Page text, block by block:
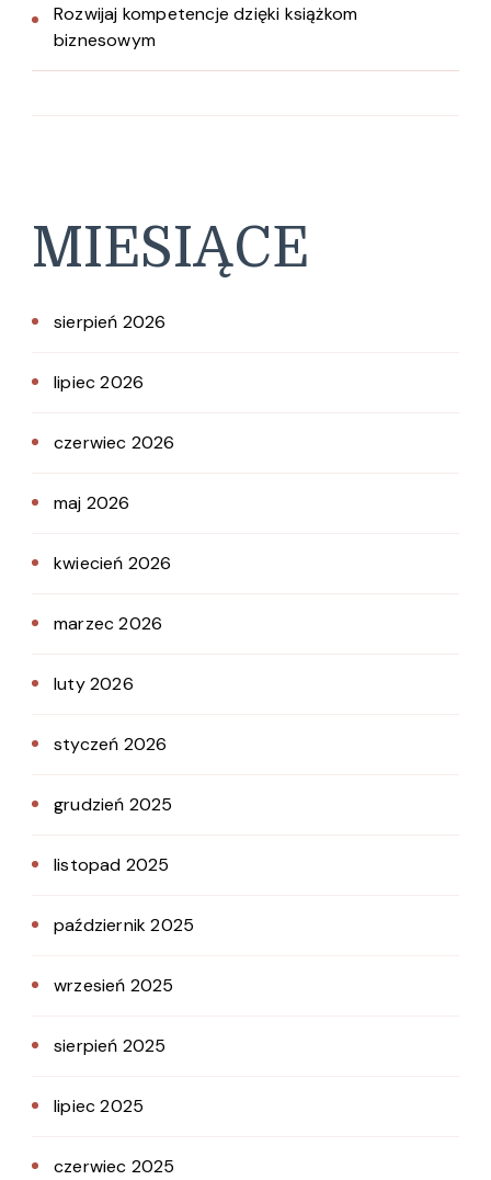
Rozwijaj kompetencje dzięki książkom
biznesowym
MIESIĄCE
sierpień 2026
lipiec 2026
czerwiec 2026
maj 2026
kwiecień 2026
marzec 2026
luty 2026
styczeń 2026
grudzień 2025
listopad 2025
październik 2025
wrzesień 2025
sierpień 2025
lipiec 2025
czerwiec 2025